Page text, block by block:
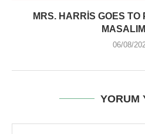
MRS. HARRIS GOES TO
06/08/
YORUM